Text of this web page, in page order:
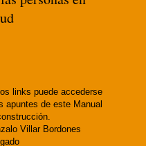
links puede accederse
apuntes de este Manual
Villar Bordones